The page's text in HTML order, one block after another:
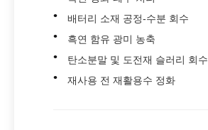
배터리 소재 공정-수분 회수
흑연 함유 광미 농축
탄소분말 및 도전재 슬러리 회수
재사용 전 재활용수 정화